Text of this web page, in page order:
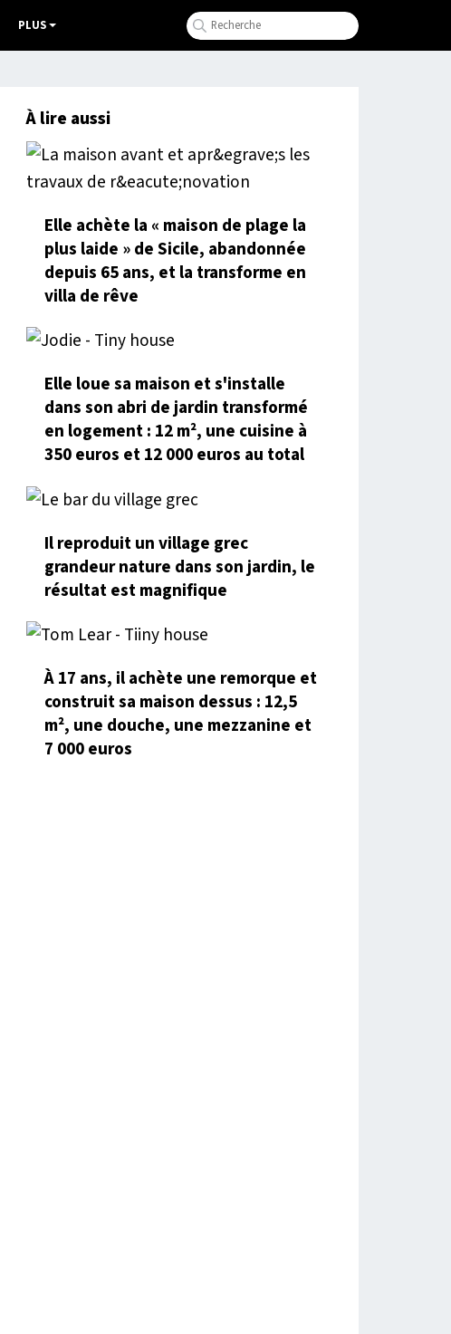
PLUS
À lire aussi
Elle achète la « maison de plage la
plus laide » de Sicile, abandonnée
depuis 65 ans, et la transforme en
villa de rêve
Elle loue sa maison et s'installe
dans son abri de jardin transformé
en logement : 12 m², une cuisine à
350 euros et 12 000 euros au total
Il reproduit un village grec
grandeur nature dans son jardin, le
résultat est magnifique
À 17 ans, il achète une remorque et
construit sa maison dessus : 12,5
m², une douche, une mezzanine et
7 000 euros